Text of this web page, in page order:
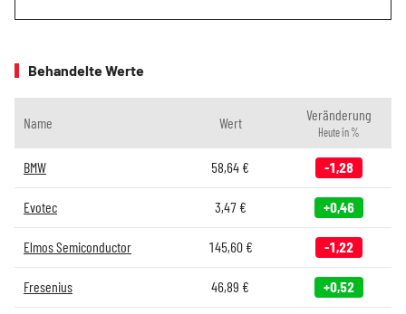
Behandelte Werte
Name Wert Veränderung
Heute in %
BMW 58,64 € -1,28
Evotec 3,47€ +0,46
Elmos Semiconductor 145,60€ -1,22
Fresenius 46,89 € +0,52